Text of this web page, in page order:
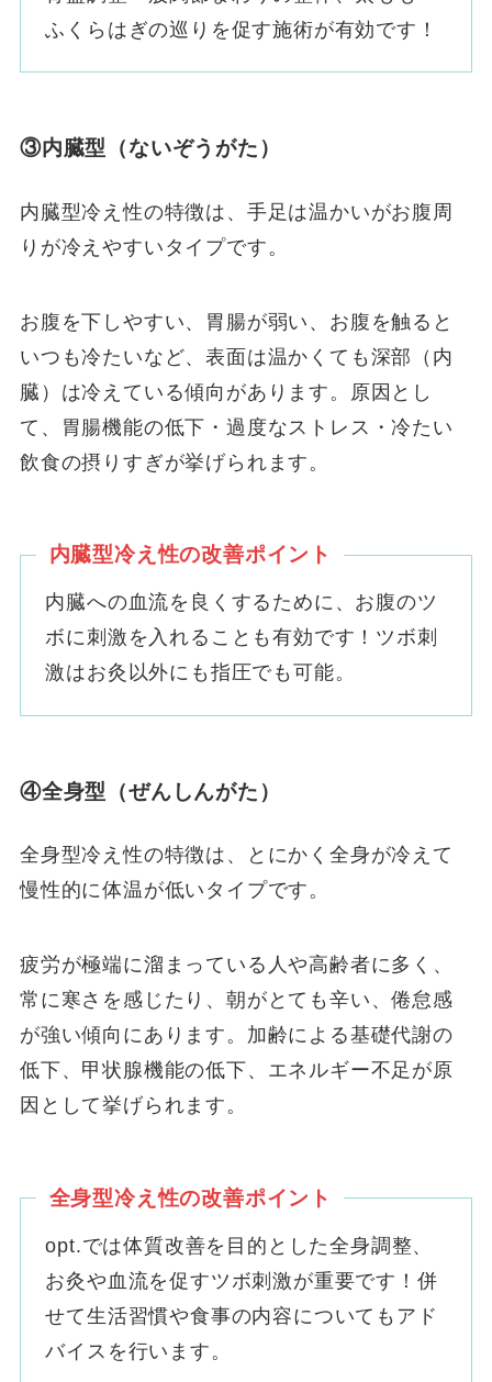
ふくらはぎの巡りを促す施術が有効です！
③内臓型（ないぞうがた）
内臓型冷え性の特徴は、手足は温かいがお腹周
りが冷えやすいタイプです。
お腹を下しやすい、胃腸が弱い、お腹を触ると
いつも冷たいなど、表面は温かくても深部（内
臓）は冷えている傾向があります。原因とし
て、胃腸機能の低下・過度なストレス・冷たい
飲食の摂りすぎが挙げられます。
内臓型冷え性の改善ポイント
内臓への血流を良くするために、お腹のツ
ボに刺激を入れることも有効です！ツボ刺
激はお灸以外にも指圧でも可能。
④全身型（ぜんしんがた）
全身型冷え性の特徴は、とにかく全身が冷えて
慢性的に体温が低いタイプです。
疲労が極端に溜まっている人や高齢者に多く、
常に寒さを感じたり、朝がとても辛い、倦怠感
が強い傾向にあります。加齢による基礎代謝の
低下、甲状腺機能の低下、エネルギー不足が原
因として挙げられます。
全身型冷え性の改善ポイント
opt.では体質改善を目的とした全身調整、
お灸や血流を促すツボ刺激が重要です！併
せて生活習慣や食事の内容についてもアド
バイスを行います。